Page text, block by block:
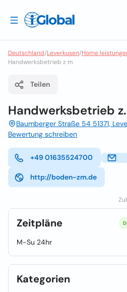
Deutschland/Leverkusen/Home
Handwerksbetrieb z m
Teilen
Handwerksbetrieb
Baumberger Straße 54 51371,
Bewertung schreiben
+49 01635524700
http://boden-zm.de
Zeitpläne
M-Su 24hr
Kategorien